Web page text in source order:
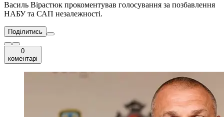
Василь Вірастюк прокоментував голосування за позбавлення
НАБУ та САП незалежності.
Поділитись
0
коментарі